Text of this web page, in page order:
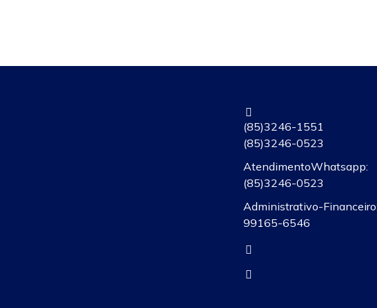
(85) 3246-1551
(85) 3246-0523
Atendimento Whatsapp:
(85)3246-0523
Administrativo-
99165-6546